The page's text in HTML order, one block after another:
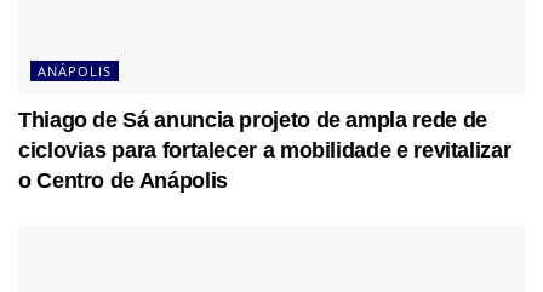
ANÁPOLIS
Thiago de Sá anuncia projeto de ampla rede de
ciclovias para fortalecer a mobilidade e revitalizar
o Centro de Anápolis